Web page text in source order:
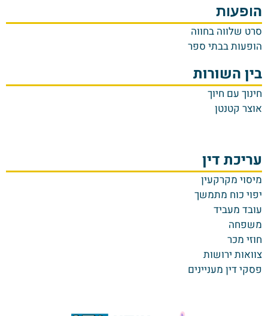
הופעות
סרט שלווה בחווה
הופעות בבתי ספר
בין השורות
חינוך עם חיוך
אוצר קטנטן
עריכת דין
מיסוי מקרקעין
יפוי כוח מתמשך
עובד מעביד
משפחה
חוזי מכר
צוואות ירושות
פסקי דין מעניינים